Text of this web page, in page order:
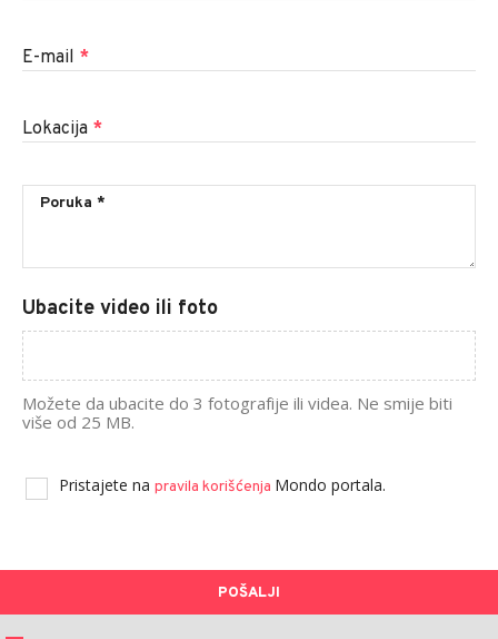
E-mail *
Lokacija *
Ubacite video ili foto
Možete da ubacite do 3 fotografije ili videa. Ne smije biti
više od 25 MB.
Pristajete na pravila korišćenja Mondo portala.
POŠALJI